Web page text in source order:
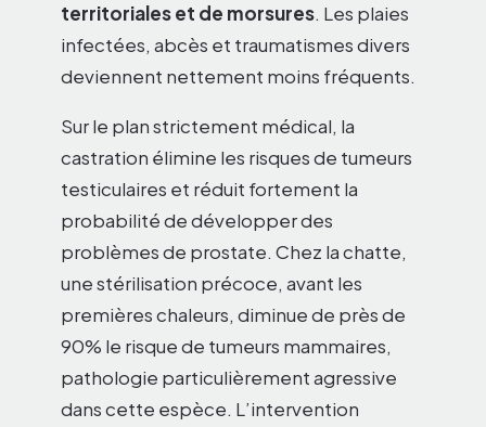
territoriales et de morsures. Les plaies
infectées, abcès et traumatismes divers
deviennent nettement moins fréquents.
Sur le plan strictement médical, la
castration élimine les risques de tumeurs
testiculaires et réduit fortement la
probabilité de développer des
problèmes de prostate. Chez la chatte,
une stérilisation précoce, avant les
premières chaleurs, diminue de près de
90% le risque de tumeurs mammaires,
pathologie particulièrement agressive
dans cette espèce. L’intervention